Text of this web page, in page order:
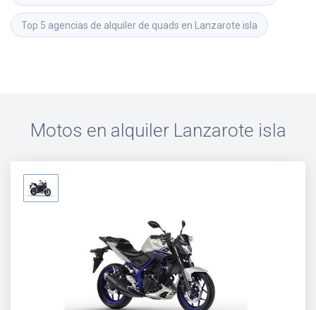
Top 5 agencias de alquiler de quads en Lanzarote isla
Motos en alquiler Lanzarote isla